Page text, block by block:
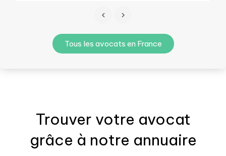
Tous les avocats en France
Trouver votre avocat
grâce à notre annuaire